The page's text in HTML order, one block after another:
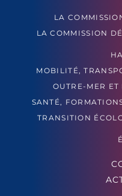
LA
LA COMMISSION
MOBILITÉ,
OUTRE-MER
SANTÉ,
TRANSITION